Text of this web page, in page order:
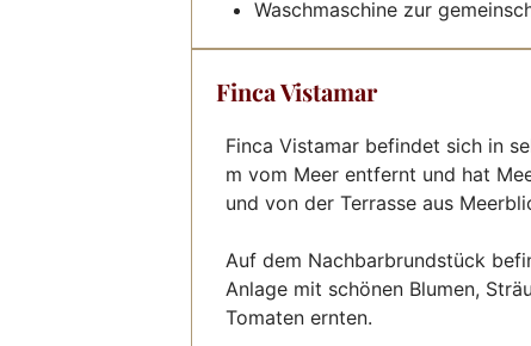
Waschmaschine zur
Finca Vistamar
Finca Vistamar befindet sich in
m vom Meer entfernt und hat
und von der Terrasse aus
Auf dem Nachbarbrundstück
Anlage mit schönen Blumen,
Tomaten ernten.